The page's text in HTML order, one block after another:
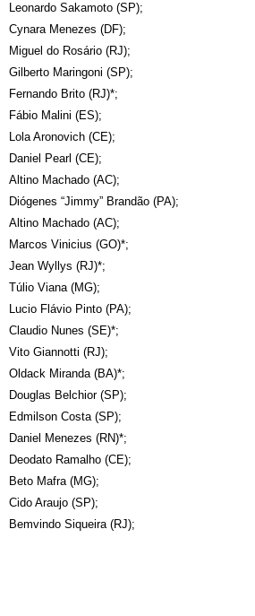
Leonardo Sakamoto (SP);
Cynara Menezes (DF);
Miguel do Rosário (RJ);
Gilberto Maringoni (SP);
Fernando Brito (RJ)*;
Fábio Malini (ES);
Lola Aronovich (CE);
Daniel Pearl (CE);
Altino Machado (AC);
Diógenes “Jimmy” Brandão (PA);
Altino Machado (AC);
Marcos Vinicius (GO)*;
Jean Wyllys (RJ)*;
Túlio Viana (MG);
Lucio Flávio Pinto (PA);
Claudio Nunes (SE)*;
Vito Giannotti (RJ);
Oldack Miranda (BA)*;
Douglas Belchior (SP);
Edmilson Costa (SP);
Daniel Menezes (RN)*;
Deodato Ramalho (CE);
Beto Mafra (MG);
Cido Araujo (SP);
Bemvindo Siqueira (RJ);